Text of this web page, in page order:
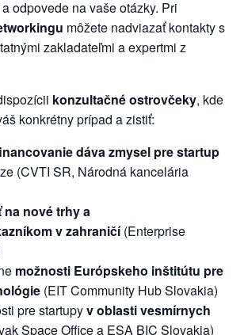
odpovede na vaše otázky. Pri
môžete nadviazať kontakty s
zakladateľmi a expertmi z
konzultačné ostrovčeky, kde
konkrétny prípad a zistiť:
dáva zmysel pre startup
(CVTI SR, Národná kancelária
na nové trhy a
v zahraničí(Enterprise
možnosti Európskeho inštitútu pre
(EIT Community Hub Slovakia)
pre startupyv oblasti vesmírnych
Space Office a ESA BIC Slovakia)